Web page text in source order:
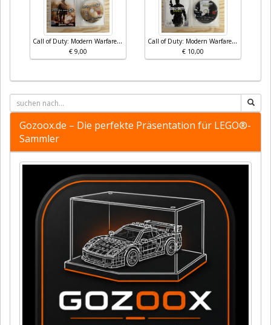
Call of Duty: Modern Warfare 2 – PS3
€ 9,00
Call of Duty: Modern Warfare 3 (MW3) – PS3 – 100% Uncut
€ 10,00
Gozoox.de – Die perfekte Präsentation für LEGO®-
Sammler